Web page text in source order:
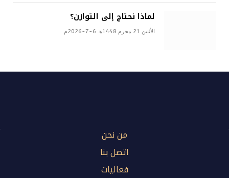
لماذا نحتاج إلى التوازن؟
الأثنين 21 محرم 1448هـ 6-7-2026م
من نحن
اتصل بنا
فعاليات